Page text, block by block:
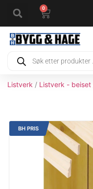
0
Listverk / Listverk - beiset
BH PRIS